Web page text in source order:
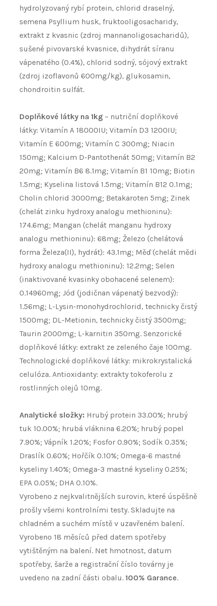
hydrolyzovaný rybí protein, chlorid draselný,
semena Psyllium husk, fruktooligosacharidy,
extrakt z kvasnic (zdroj mannanoligosacharidů),
sušené pivovarské kvasnice, dihydrát síranu
vápenatého (0.4%), chlorid sodný, sójový extrakt
(zdroj izoflavonů 600mg/kg), glukosamin,
chondroitin sulfát.
Doplňkové látky na 1kg – nutriční doplňkové
látky: Vitamín A 18000IU; Vitamín D3 1200IU;
Vitamín E 600mg; Vitamín C 300mg; Niacin
150mg; Kalcium D-Pantothenát 50mg; Vitamín B2
20mg; Vitamín B6 8.1mg; Vitamín B1 10mg; Biotin
1.5mg; Kyselina listová 1.5mg; Vitamín B12 0.1mg;
Cholin chlorid 3000mg; Betakaroten 5mg; Zinek
(chelát zinku hydroxy analogu methioninu):
174.6mg; Mangan (chelát manganu hydroxy
analogu methioninu): 68mg; Železo (chelátová
forma Železa(II), hydrát): 43.1mg; Měď (chelát mědi
hydroxy analogu methioninu): 12.2mg; Selen
(inaktivované kvasinky obohacené selenem):
0.14960mg; Jód (jodičnan vápenatý bezvodý):
1.56mg; L-Lysin-monohydrochlorid, technicky čistý
1500mg; DL-Metionin, technicky čistý 3500mg;
Taurin 2000mg; L-karnitin 350mg. Senzorické
doplňkové látky: extrakt ze zeleného čaje 100mg.
Technologické doplňkové látky: mikrokrystalická
celulóza. Antioxidanty: extrakty tokoferolu z
rostlinných olejů 10mg.
Analytické složky: Hrubý protein 33.00%; hrubý
tuk 10.00%; hrubá vláknina 6.20%; hrubý popel
7.90%; Vápník 1.20%; Fosfor 0.90%; Sodík 0.35%;
Draslík 0.60%; Hořčík 0.10%; Omega-6 mastné
kyseliny 1.40%; Omega-3 mastné kyseliny 0.25%;
EPA 0.05%; DHA 0.10%.
Vyrobeno z nejkvalitnějších surovin, které úspěšně
prošly všemi kontrolními testy. Skladujte na
chladném a suchém místě v uzavřeném balení.
Vyrobeno 18 měsíců před datem spotřeby
vytištěným na balení. Net hmotnost, datum
spotřeby, šarže a registrační číslo továrny je
uvedeno na zadní části obalu. 100% Garance.